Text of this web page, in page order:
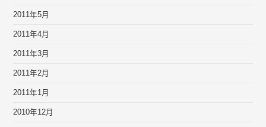
2011年5月
2011年4月
2011年3月
2011年2月
2011年1月
2010年12月